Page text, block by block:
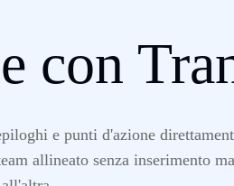
con
e punti d'azione
allineato senza inserimento